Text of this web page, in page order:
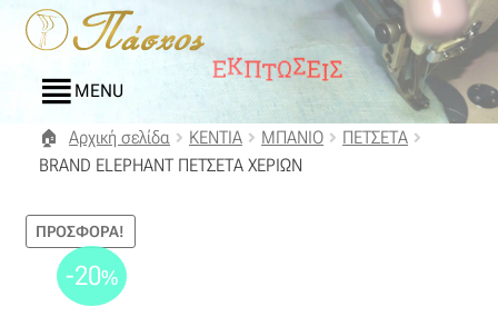
Απευθείας
μετάβαση
στην
πλοήγηση
Μετάβαση
σε
περιεχόμενο
MENU
Αρχική
Compare
Αρχική σελίδα KENTIA ΜΠΑΝΙΟ
ΠΕΤΣΕΤΑ
BRAND ELEPHANT ΠΕΤΣΕΤΑ ΧΕΡΙΩΝ
ΠΡΟΣΦΟΡΆ!
-20%